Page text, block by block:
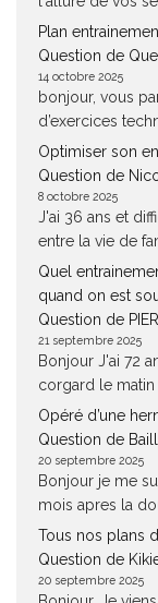
Plan
Question de
14 octobre 2025
bonjour, vous
d’exercices
Optimiser son
Question de
8 octobre 2025
J'ai 36 ans et
entre la vie de
Quel
quand on est
Question de
21 septembre 2025
Bonjour J'ai 72
corgard le matin
Opéré d’une
Question de
20 septembre 2025
Bonjour je me
mois apres la
Tous nos plans
Question de
20 septembre 2025